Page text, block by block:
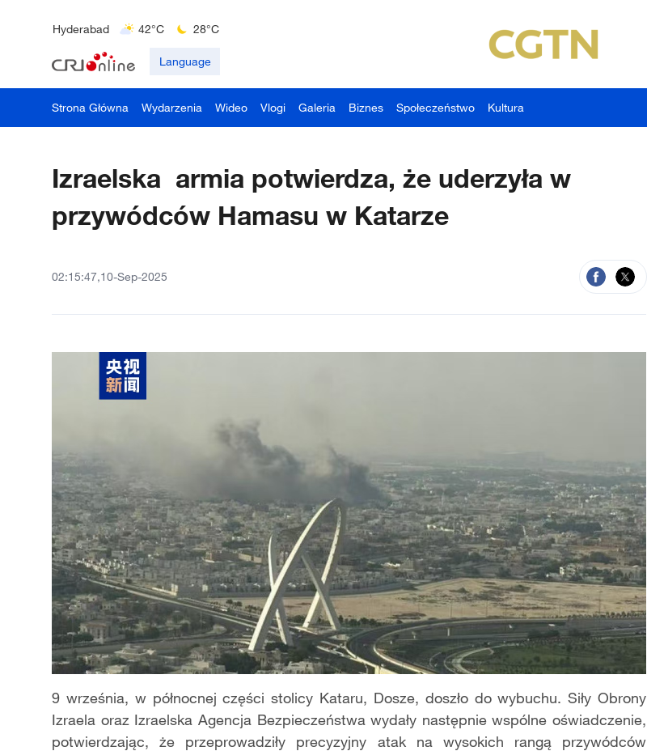
Hyderabad
42°C
28°C
Language
Strona Główna Wydarzenia Wideo Vlogi Galeria Biznes Społeczeństwo Kultura
Izraelska armia potwierdza, że uderzyła w
przywódców Hamasu w Katarze
02:15:47,10-Sep-2025
9 września, w północnej części stolicy Kataru, Dosze, doszło do wybuchu. Siły Obrony
Izraela oraz Izraelska Agencja Bezpieczeństwa wydały następnie wspólne oświadczenie,
potwierdzając, że przeprowadziły precyzyjny atak na wysokich rangą przywódców